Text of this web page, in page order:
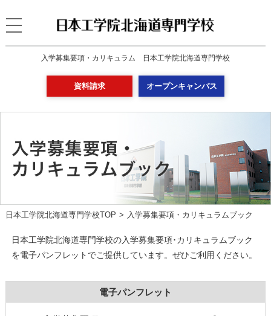
入学募集要項・カリキュラム 日本工学院北海道専門学校
資料請求 オープンキャンパス
日本工学院北海道専門学校TOP 入学募集要項・カリキュラムブック
日本工学院北海道専門学校の入学募集要項･カリキュラムブック
を電子パンフレットでご提供しています。ぜひご利用ください。
電子パンフレット